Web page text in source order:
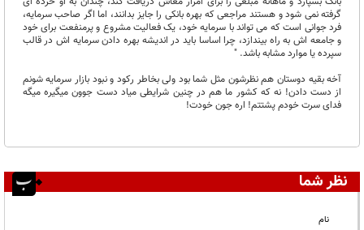
گرفته نمی شود و هستند مراجعی که بهره بانکی را جایز بدانند، اما اگر صاحب سرمایه،
فرد جوانی است که می تواند با سرمایه خود، یک فعالیت مشروع و پرمنفعت برای خود
و جامعه اش به راه بیندازد، چرا اساسا باید در اندیشه بهره دادن سرمایه اش در قالب
سپرده یا موارد مشابه باشد. "
آخه بقیه دوستان هم نظرشون مثل شما بود ولی بخاطر رکود و نبود بازار سرمایه شونم
از دست دادن! نه که کشور ما هم در چنین شرایطی میاد دست جوون میگیره میگه
فدای سرت خودم پشتتم! اره جون خودت!
نظر شما
نام